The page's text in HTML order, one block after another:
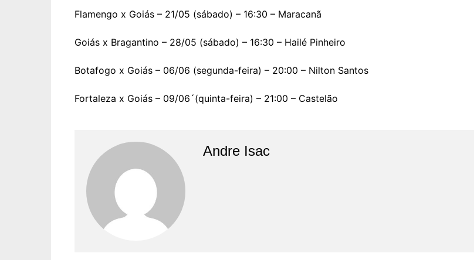
Flamengo x Goiás – 21/05 (sábado) – 16:30 – Maracanã
Goiás x Bragantino – 28/05 (sábado) – 16:30 – Hailé Pinheiro
Botafogo x Goiás – 06/06 (segunda-feira) – 20:00 – Nilton Santos
Fortaleza x Goiás – 09/06´(quinta-feira) – 21:00 – Castelão
Andre Isac